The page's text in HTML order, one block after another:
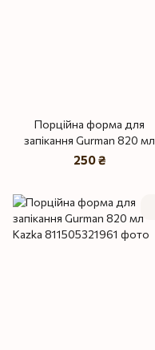
Порційна форма для
запікання Gurman 820 мл
Kazka плюс
250 ₴